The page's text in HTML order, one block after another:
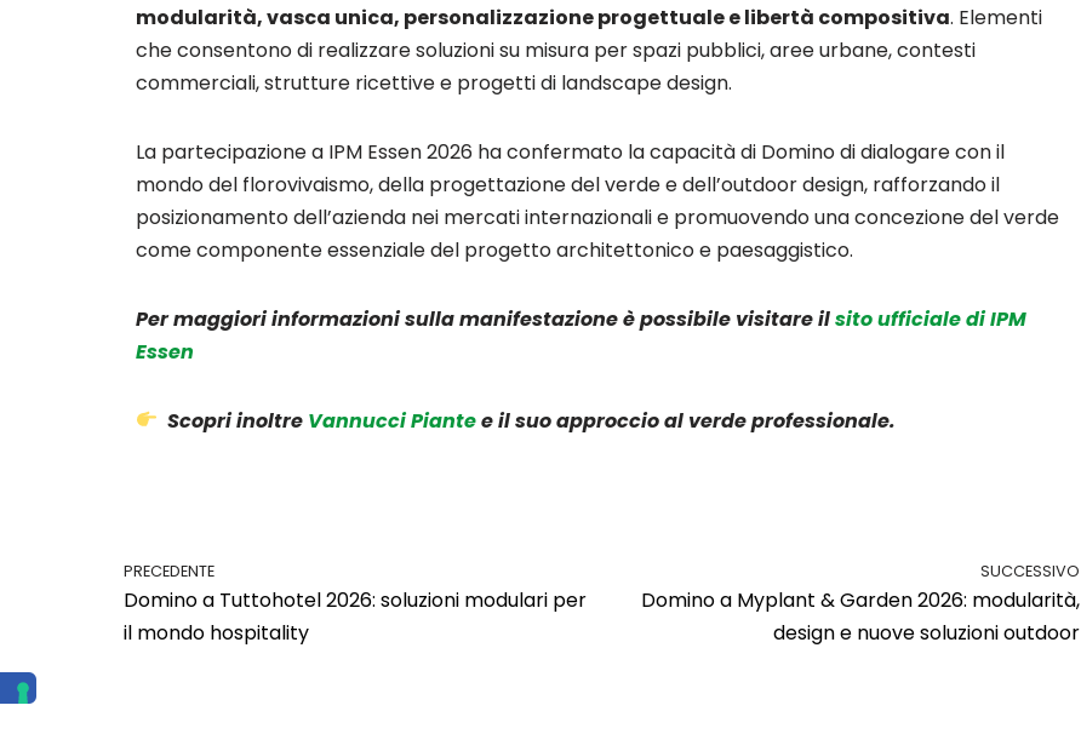
modularità, vasca unica, personalizzazione progettuale e libertà compositiva. Elementi
che consentono di realizzare soluzioni su misura per spazi pubblici, aree urbane, contesti
commerciali, strutture ricettive e progetti di landscape design.
La partecipazione a IPM Essen 2026 ha confermato la capacità di Domino di dialogare con il
mondo del florovivaismo, della progettazione del verde e dell’outdoor design, rafforzando il
posizionamento dell’azienda nei mercati internazionali e promuovendo una concezione del verde
come componente essenziale del progetto architettonico e paesaggistico.
Per maggiori informazioni sulla manifestazione è possibile visitare ilsito ufficiale di IPM
Essen
Scopri inoltre Vannucci Piantee il suo approccio al verde professionale.
PRECEDENTE
Domino a Tuttohotel 2026: soluzioni modulari per
il mondo hospitality
SUCCESSIVO
Domino a Myplant & Garden 2026: modularità,
design e nuove soluzioni outdoor